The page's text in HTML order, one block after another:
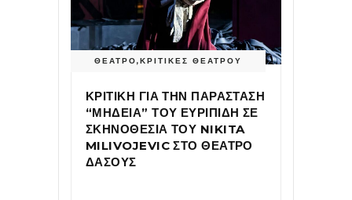
ΘΕΑΤΡΟ,ΚΡΙΤΙΚΕΣ ΘΕΑΤΡΟΥ
ΚΡΙΤΙΚΗ ΓΙΑ ΤΗΝ ΠΑΡΑΣΤΑΣΗ
“ΜΗΔΕΙΑ” ΤΟΥ ΕΥΡΙΠΙΔΗ ΣΕ
ΣΚΗΝΟΘΕΣΙΑ ΤΟΥ NIKITA
MILIVOJEVIC ΣΤΟ ΘΕΑΤΡΟ
ΔΑΣΟΥΣ